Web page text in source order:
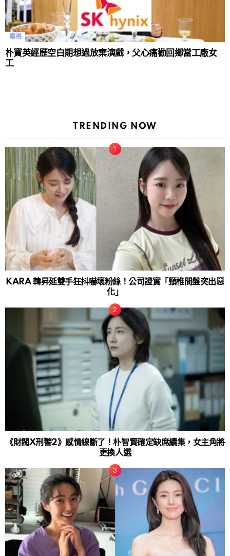
電視
朴寶英經歷空白期想過放棄演戲，父心痛勸回鄉當工廠女
工
TRENDING NOW
KARA 韓昇延雙手狂抖嚇壞粉絲！公司證實「頸椎間盤突出惡
化」
《財閥X刑警2》感情線斷了！朴智賢確定缺席續集，女主角將
更換人選